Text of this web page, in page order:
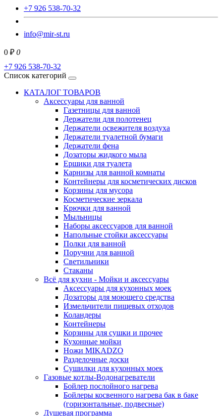
+7 926 538-70-32
info@mir-st.ru
0 ₽ 0
+7 926 538-70-32
Список категорий
КАТАЛОГ ТОВАРОВ
Аксессуары для ванной
Газетницы для ванной
Держатели для полотенец
Держатели освежителя воздуха
Держатели туалетной бумаги
Держатели фена
Дозаторы жидкого мыла
Ершики для туалета
Карнизы для ванной комнаты
Контейнеры для косметических дисков
Корзины для мусора
Косметические зеркала
Крючки для ванной
Мыльницы
Наборы аксессуаров для ванной
Напольные стойки аксессуары
Полки для ванной
Поручни для ванной
Светильники
Стаканы
Всё для кухни - Мойки и аксессуары
Аксессуары для кухонных моек
Дозаторы для моющего средства
Измельчители пищевых отходов
Коландеры
Контейнеры
Корзины для сушки и прочее
Кухонные мойки
Ножи MIKADZO
Разделочные доски
Сушилки для кухонных моек
Газовые котлы-Водонагреватели
Бойлер послойного нагрева
Бойлеры косвенного нагрева бак в баке
(горизонтальные, подвесные)
Душевая программа